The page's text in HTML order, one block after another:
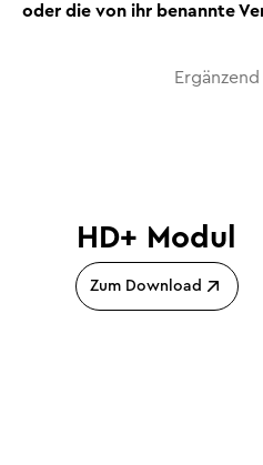
oder die von ihr benannte
HD+ Modul
Zum Download